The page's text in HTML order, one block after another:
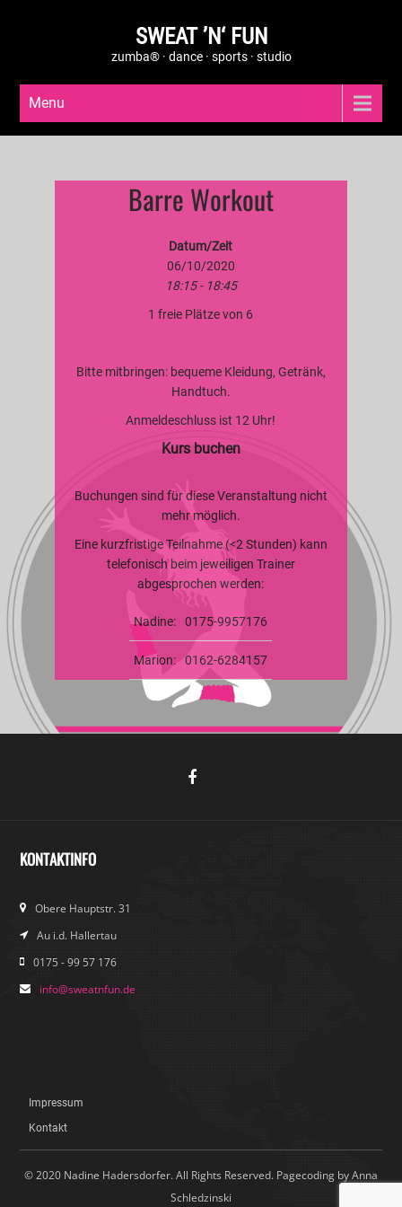
SWEAT ’N‘ FUN
zumba® · dance · sports · studio
Menu
Barre Workout
Datum/Zeit
06/10/2020
18:15 - 18:45
1 freie Plätze von 6
Bitte mitbringen: bequeme Kleidung, Getränk,
Handtuch.
Anmeldeschluss ist 12 Uhr!
Kurs buchen
Buchungen sind für diese Veranstaltung nicht
mehr möglich.
Eine kurzfristige Teilnahme (<2 Stunden) kann
telefonisch beim jeweiligen Trainer
abgesprochen werden:
Nadine: 0175-9957176
Marion: 0162-6284157
KONTAKTINFO
Obere Hauptstr. 31
Au i.d. Hallertau
0175 - 99 57 176
info@sweatnfun.de
Impressum
Kontakt
© 2020 Nadine Hadersdorfer. All Rights Reserved. Pagecoding by Anna
Schledzinski